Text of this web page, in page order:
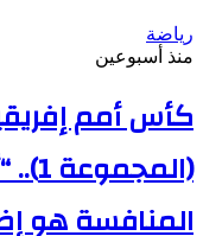
رياضة
منذ أسبوعين
المنافسة هو